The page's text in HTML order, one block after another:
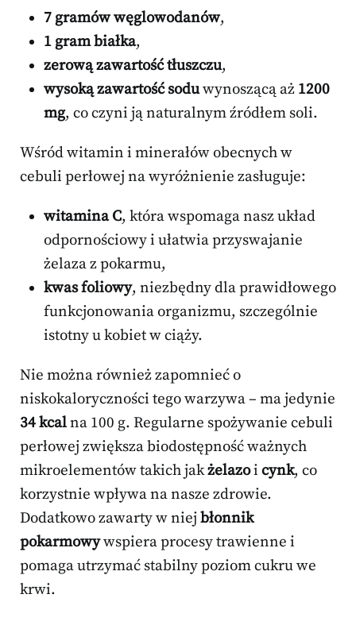
7 gramów węglowodanów,
1 gram białka,
zerową zawartość tłuszczu,
wysoką zawartość soduwynoszącą aż 1200
mg, co czyni ją naturalnym źródłem soli.
Wśród witamin i minerałów obecnych w
cebuli perłowej na wyróżnienie zasługuje:
witamina C, która wspomaga nasz układ
odpornościowy i ułatwia przyswajanie
żelaza z pokarmu,
kwas foliowy, niezbędny dla prawidłowego
funkcjonowania organizmu, szczególnie
istotny u kobiet w ciąży.
Nie można również zapomnieć o
niskokaloryczności tego warzywa – ma jedynie
34 kcalna 100 g. Regularne spożywanie cebuli
perłowej zwiększa biodostępność ważnych
mikroelementów takich jakżelazoi cynk, co
korzystnie wpływa na nasze zdrowie.
Dodatkowo zawarty w niejbłonnik
pokarmowywspiera procesy trawienne i
pomaga utrzymać stabilny poziom cukru we
krwi.